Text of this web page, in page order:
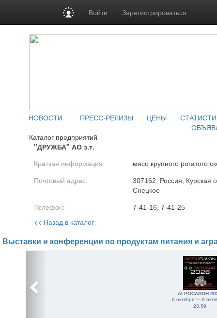
Войти Зарегистрироваться
НОВОСТИ ПРЕСС-РЕЛИЗЫ ЦЕНЫ
Каталог предприятий
"ДРУЖБА" АО з.т.
Краткая информация: мясо крупного рогатого
Почтовый адрес:
307162, Россия, Курская
Снецкое
Телефон: 7-41-16, 7-41-25
<< Назад в каталог
Выставки и конференции по продуктам питания и
АГРОСАЛОН
6 октября — 9
23:59